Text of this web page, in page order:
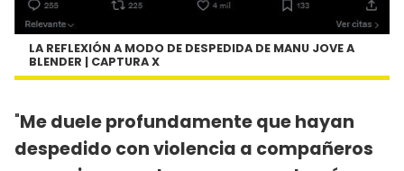
LA REFLEXIÓN A MODO DE DESPEDIDA DE MANU JOVE A
BLENDER | CAPTURA X
"Me duele profundamente que hayan
despedido con violencia a compañeros